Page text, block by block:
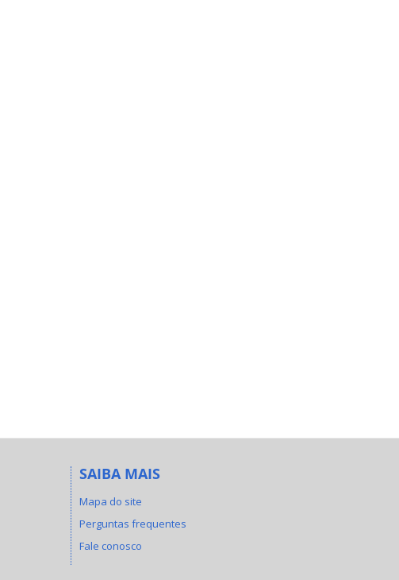
SAIBA MAIS
Mapa do site
Perguntas frequentes
Fale conosco